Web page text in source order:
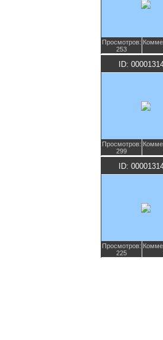
Просмотров:
253
ID:
Просмотров:
299
ID:
Просмотров:
225